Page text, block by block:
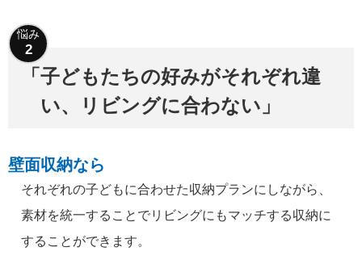
子どもたちの好みがそれぞれ違
い、リビングに合わない
壁面収納なら
それぞれの子どもに合わせた収納プランにしながら、
素材を統一することでリビングにもマッチする収納に
することができます。